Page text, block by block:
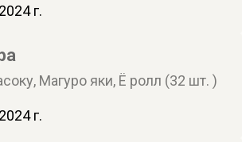
г.
Магуро яки, Ё ролл (32 шт. )
г.